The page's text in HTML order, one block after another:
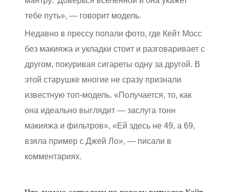
тебе путь», — говорит модель.
Недавно в прессу попали фото, где Кейт Мосс
без макияжа и укладки стоит и разговаривает с
другом, покуривая сигареты одну за другой. В
этой старушке многие не сразу признали
известную топ-модель. «Получается, то, как
она идеально выглядит — заслуга тонн
макияжа и фильтров», «Ей здесь не 49, а 69,
взяла пример с Джей Ло», — писали в
комментариях.